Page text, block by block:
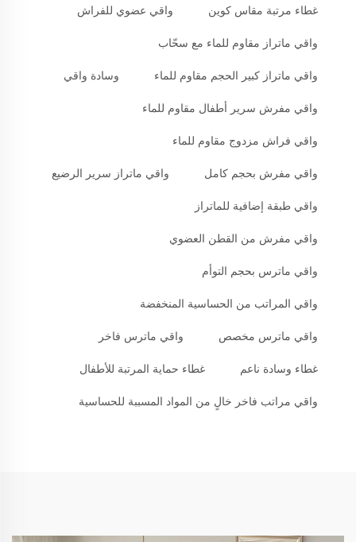
غطاء مرتبة مقاس كوين واقي عضوي للفراش
واقي ماتراز مقاوم للماء مع سحّاب
واقي ماتراز كبير الحجم مقاوم للماء وسادة واقي
واقي مفرش سرير أطفال مقاوم للماء
واقي فراش مزدوج مقاوم للماء
واقي مفرش بحجم كامل واقي ماتراز سرير الرضيع
واقي طبقة إضافية للماتراز
واقي مفرش من القطن العضوي
واقي ماترس بحجم التوأم
واقي المراتب من الحساسية المنخفضة
واقي ماترس مخصص واقي ماترس فاخر
غطاء وسادة ناعم غطاء حماية المرتبة للأطفال
واقي مراتب فاخر خالٍ من المواد المسببة للحساسية